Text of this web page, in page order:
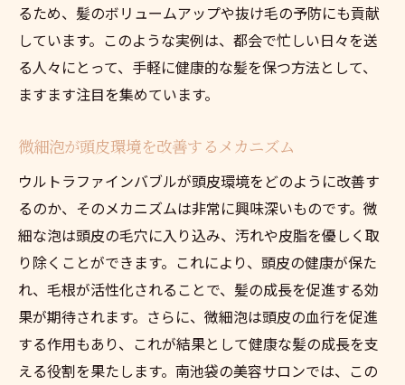
るため、髪のボリュームアップや抜け毛の予防にも貢献
しています。このような実例は、都会で忙しい日々を送
る人々にとって、手軽に健康的な髪を保つ方法として、
ますます注目を集めています。
微細泡が頭皮環境を改善するメカニズム
ウルトラファインバブルが頭皮環境をどのように改善す
るのか、そのメカニズムは非常に興味深いものです。微
細な泡は頭皮の毛穴に入り込み、汚れや皮脂を優しく取
り除くことができます。これにより、頭皮の健康が保た
れ、毛根が活性化されることで、髪の成長を促進する効
果が期待されます。さらに、微細泡は頭皮の血行を促進
する作用もあり、これが結果として健康な髪の成長を支
える役割を果たします。南池袋の美容サロンでは、この